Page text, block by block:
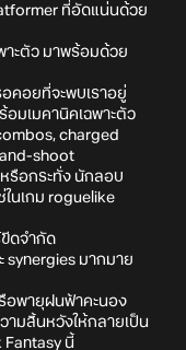
ที่อัดแน่นด้วย
าะตัว มาพร้อมด้วย
คอยที่จะพบเราอยู่
มเมคานิคเฉพาะตัว
charged
shoot
หรือกระทั่ง นักลอบ
ในเกม roguelike
ขีดจำกัด
synergies มากมาย
อพายุฝนฟ้าคะนอง
ามสิ้นหวังให้กลายเป็น
Fantasy นี้